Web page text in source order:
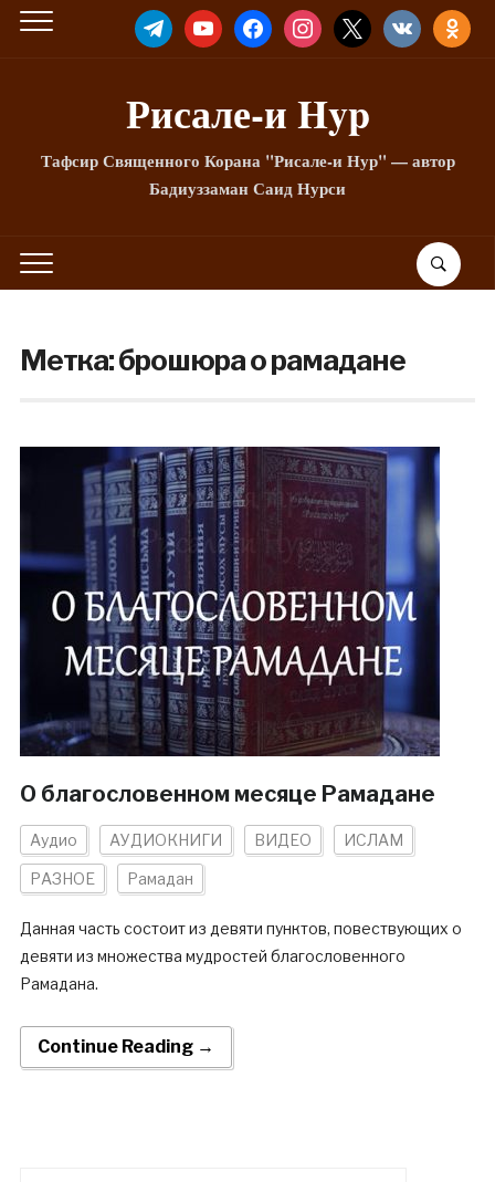
TELEGRAMYOUTUBEFACEBOOKINSTAGRAM
X VKONTAKTE
Рисале-и Hyp
Тафсир Священного Корана "Рисале-и Нур" — автор
Бадиуззаман Саид Нурси
Метка:брошюра о рамадане
О благословенном месяце Рамадане
Аудио АУДИОКНИГИ ВИДЕО ИСЛАМ
РАЗНОЕ Рамадан
Данная часть состоит из девяти пунктов, повествующих о
девяти из множества мудростей благословенного
Рамадана.
Continue Reading →